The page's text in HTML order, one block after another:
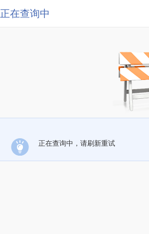
正在查询中
正在查询中，请刷新重试